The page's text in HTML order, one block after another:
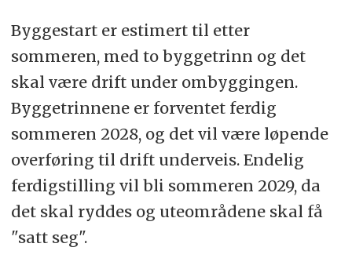
Byggestart er estimert til etter
sommeren, med to byggetrinn og det
skal være drift under ombyggingen.
Byggetrinnene er forventet ferdig
sommeren 2028, og det vil være løpende
overføring til drift underveis. Endelig
ferdigstilling vil bli sommeren 2029, da
det skal ryddes og uteområdene skal få
"satt seg".